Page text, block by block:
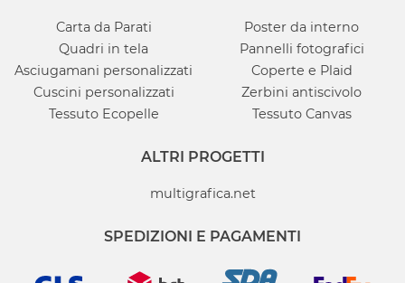
Carta da Parati
Poster da interno
Quadri in tela
Pannelli fotografici
Asciugamani personalizzati
Coperte e Plaid
Cuscini personalizzati
Zerbini antiscivolo
Tessuto Ecopelle
Tessuto Canvas
ALTRI PROGETTI
multigrafica.net
SPEDIZIONI E PAGAMENTI